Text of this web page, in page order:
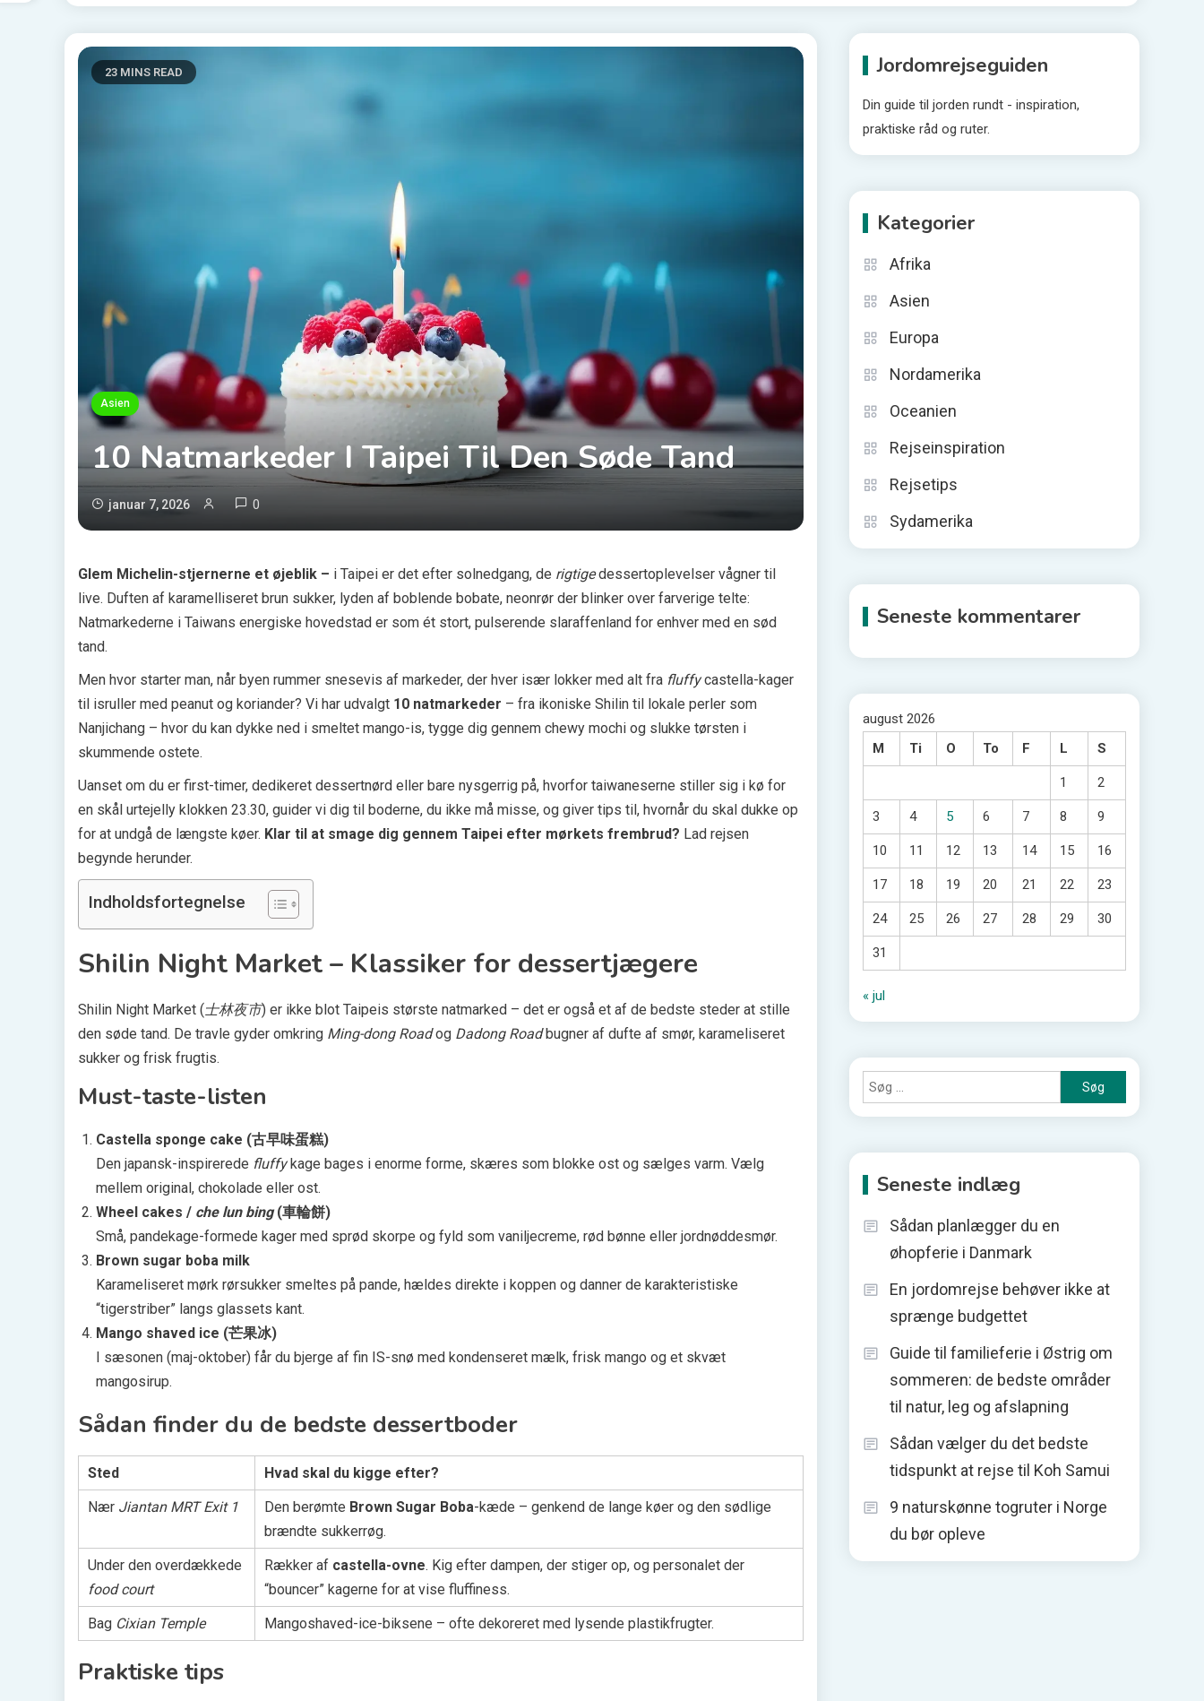
23 MINS READ
Asien
10 Natmarkeder I Taipei Til Den Søde Tand
januar 7, 2026 0
Glem Michelin-stjernerne et øjeblik – i Taipei er det efter solnedgang, de rigtigedessertoplevelser vågner til
live. Duften af karamelliseret brun sukker, lyden af boblende bobate, neonrør der blinker over farverige telte:
Natmarkederne i Taiwans energiske hovedstad er som ét stort, pulserende slaraffenland for enhver med en sød
tand.
Men hvor starter man, når byen rummer snesevis af markeder, der hver især lokker med alt fra fluffycastella-kager
til isruller med peanut og koriander? Vi har udvalgt 10 natmarkeder – fra ikoniske Shilin til lokale perler som
Nanjichang – hvor du kan dykke ned i smeltet mango-is, tygge dig gennem chewy mochi og slukke tørsten i
skummende ostete.
Uanset om du er first-timer, dedikeret dessertnørd eller bare nysgerrig på, hvorfor taiwaneserne stiller sig i kø for
en skål urtejelly klokken 23.30, guider vi dig til boderne, du ikke må misse, og giver tips til, hvornår du skal dukke op
for at undgå de længste køer. Klar til at smage dig gennem Taipei efter mørkets frembrud? Lad rejsen
begynde herunder.
Indholdsfortegnelse
Shilin Night Market – Klassiker for dessertjægere
Shilin Night Market (士林夜市) er ikke blot Taipeis største natmarked – det er også et af de bedste steder at stille
den søde tand. De travle gyder omkring Ming-dong Roadog Dadong Roadbugner af dufte af smør, karameliseret
sukker og frisk frugtis.
Must-taste-listen
Castella sponge cake (古早味蛋糕)
Den japansk-inspirerede fluffykage bages i enorme forme, skæres som blokke ost og sælges varm. Vælg
mellem original, chokolade eller ost.
Wheel cakes / che lun bing(車輪餅)
Små, pandekage-formede kager med sprød skorpe og fyld som vaniljecreme, rød bønne eller jordnøddesmør.
Brown sugar boba milk
Karameliseret mørk rørsukker smeltes på pande, hældes direkte i koppen og danner de karakteristiske
“tigerstriber” langs glassets kant.
Mango shaved ice (芒果冰)
I sæsonen (maj-oktober) får du bjerge af fin IS-snø med kondenseret mælk, frisk mango og et skvæt
mangosirup.
Sådan finder du de bedste dessertboder
Sted
Hvad skal du kigge efter?
Nær Jiantan MRT Exit 1 Den berømte Brown Sugar Boba-kæde – genkend de lange køer og den sødlige
brændte sukkerrøg.
Under den overdækkede
food court
Rækker af castella-ovne. Kig efter dampen, der stiger op, og personalet der
“bouncer” kagerne for at vise fluffiness.
Bag Cixian Temple Mangoshaved-ice-biksene – ofte dekoreret med lysende plastikfrugter.
Praktiske tips
Jordomrejseguiden
Din guide til jorden rundt - inspiration,
praktiske råd og ruter.
Kategorier
Afrika
Asien
Europa
Nordamerika
Oceanien
Rejseinspiration
Rejsetips
Sydamerika
Seneste kommentarer
august 2026
M
Ti O To F L S
1 2
3 4 5 6 7 8 9
10 11 12 13 14 15 16
17 18 19 20 21 22 23
24 25 26 27 28 29 30
31
« jul
Søg
efter:
Seneste indlæg
Sådan planlægger du en
øhopferie i Danmark
En jordomrejse behøver ikke at
sprænge budgettet
Guide til familieferie i Østrig om
sommeren: de bedste områder
til natur, leg og afslapning
Sådan vælger du det bedste
tidspunkt at rejse til Koh Samui
9 naturskønne togruter i Norge
du bør opleve